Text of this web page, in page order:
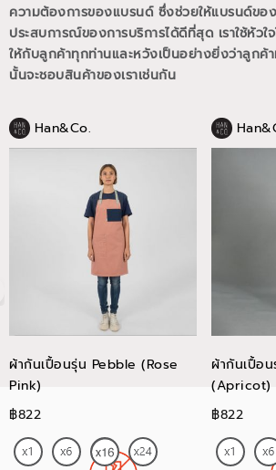
ความต้องการของแบรนด์ ซึ่งช่วยให้แบรนด์ขอ
ประสบการณ์ของการบริการได้ดีที่สุด เราใช้หัว
ให้กับลูกค้าทุกท่านและหวังเป็นอย่างยิ่งว่าลูกค้า
นั้นจะชอบสินค้าของเราเช่นกัน
Han&Co.
ผ้ากันเปื้อนรุ่น Pebble (Rose
Pink)
฿822
ผ้ากันเปื้อ
(Apricot)
฿822